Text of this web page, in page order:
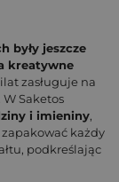
były jeszcze
kreatywne
zasługuje na
Saketos
i imieniny,
każdy
podkreślając